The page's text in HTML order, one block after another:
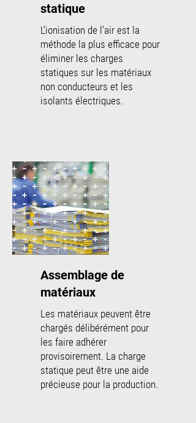
statique
L’ionisation de l’air est la
méthode la plus efficace pour
éliminer les charges
statiques sur les matériaux
non conducteurs et les
isolants électriques.
Assemblage de
matériaux
Les matériaux peuvent être
chargés délibérément pour
les faire adhérer
provisoirement. La charge
statique peut être une aide
précieuse pour la production.